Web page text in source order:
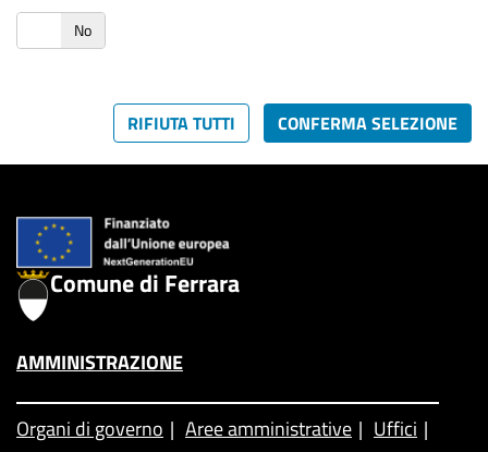
No
RIFIUTA TUTTI CONFERMA SELEZIONE
Comune di Ferrara
AMMINISTRAZIONE
Organi di governo Aree amministrative
Uffici